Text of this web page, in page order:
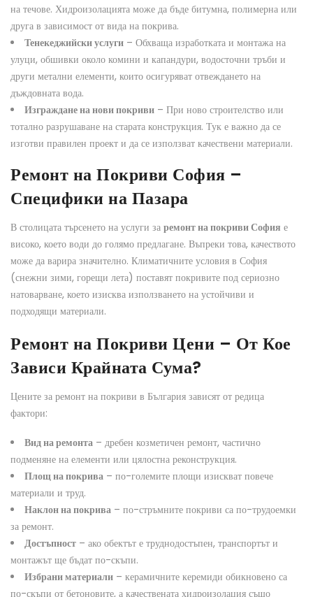
на течове. Хидроизолацията може да бъде битумна, полимерна или
друга в зависимост от вида на покрива.
Тенекеджийски услуги – Обхваща изработката и монтажа на
улуци, обшивки около комини и капандури, водосточни тръби и
други метални елементи, които осигуряват отвеждането на
дъждовната вода.
Изграждане на нови покриви – При ново строителство или
тотално разрушаване на старата конструкция. Тук е важно да се
изготви правилен проект и да се използват качествени материали.
Ремонт на Покриви София –
Специфики на Пазара
В столицата търсенето на услуги за ремонт на покриви София е
високо, което води до голямо предлагане. Въпреки това, качеството
може да варира значително. Климатичните условия в София
(снежни зими, горещи лета) поставят покривите под сериозно
натоварване, което изисква използването на устойчиви и
подходящи материали.
Ремонт на Покриви Цени – От Кое
Зависи Крайната Сума?
Цените за ремонт на покриви в България зависят от редица
фактори:
Вид на ремонта – дребен козметичен ремонт, частично
подменяне на елементи или цялостна реконструкция.
Площ на покрива – по-големите площи изискват повече
материали и труд.
Наклон на покрива – по-стръмните покриви са по-трудоемки
за ремонт.
Достъпност – ако обектът е труднодостъпен, транспортът и
монтажът ще бъдат по-скъпи.
Избрани материали – керамичните керемиди обикновено са
по-скъпи от бетоновите, а качествената хидроизолация също